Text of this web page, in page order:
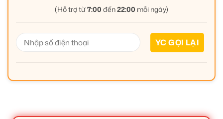
(Hỗ trợ từ7:00 đến22:00 mỗi ngày)